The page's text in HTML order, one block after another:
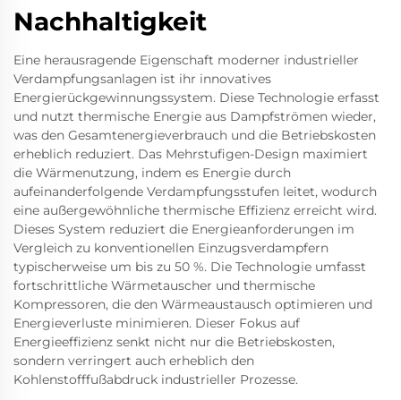
Nachhaltigkeit
Eine herausragende Eigenschaft moderner industrieller
Verdampfungsanlagen ist ihr innovatives
Energierückgewinnungssystem. Diese Technologie erfasst
und nutzt thermische Energie aus Dampfströmen wieder,
was den Gesamtenergieverbrauch und die Betriebskosten
erheblich reduziert. Das Mehrstufigen-Design maximiert
die Wärmenutzung, indem es Energie durch
aufeinanderfolgende Verdampfungsstufen leitet, wodurch
eine außergewöhnliche thermische Effizienz erreicht wird.
Dieses System reduziert die Energieanforderungen im
Vergleich zu konventionellen Einzugsverdampfern
typischerweise um bis zu 50 %. Die Technologie umfasst
fortschrittliche Wärmetauscher und thermische
Kompressoren, die den Wärmeaustausch optimieren und
Energieverluste minimieren. Dieser Fokus auf
Energieeffizienz senkt nicht nur die Betriebskosten,
sondern verringert auch erheblich den
Kohlenstofffußabdruck industrieller Prozesse.